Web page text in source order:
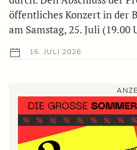
öffentliches Konzert in der
am Samstag, 25. Juli (19.00
16. JULI 2026